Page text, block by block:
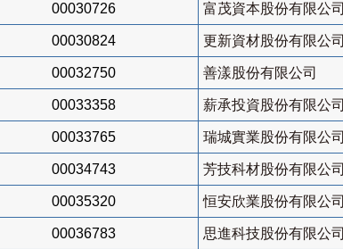
00030726 富茂資本股份有限公司
00030824 更新資材股份有限公司
00032750 善漾股份有限公司
00033358 薪承投資股份有限公司
00033765 瑞城實業股份有限公司
00034743 芳技科材股份有限公司
00035320 恒安欣業股份有限公司
00036783 思進科技股份有限公司